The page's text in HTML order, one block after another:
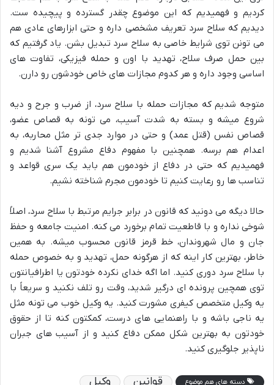
کردیم و فهمیدیم که این موضوع چقدر گسترده و پیچیده ست.
دیدیم که سلاح سرد تعریف مشخصی داره و حتی ابزارهای عادی هم
می تونن توی شرایط خاصی به سلاح سرد تبدیل بشن. یاد گرفتیم که
بین حمل صرف سلاح، تهدید با اون و حمله فیزیکی، تفاوت های
اساسی وجود داره و هر کدوم مجازات های خاص خودشون رو دارن.
متوجه شدیم که مجازات حمله با سلاح سرد، از ضرب و جرح و دیه
شروع میشه و بسته به شدت آسیب، می تونه به قصاص عضو،
قصاص نفس (قتل عمد) و حتی در موارد جدی تر مثل محاربه، به
اعدام هم برسه. همچنین با مفهوم دفاع مشروع آشنا شدیم و
فهمیدیم که حتی در دفاع از خودمون هم باید یک سری قواعد و
تناسب ها رو رعایت کنیم تا خودمون مجرم شناخته نشیم.
حالا دیگه می دونید که قانون در برابر جرایم مرتبط با سلاح سرد، اصلاً
شوخی نداره و با قاطعیت تمام برخورد می کنه. امنیت جامعه و حفظ
جان و مال شهروندان، خط قرمز قانون محسوب میشه. به همین
خاطر، بهترین کار اینه که از هرگونه حمل، تهدید و به خصوص حمله
با سلاح سرد دوری کنید. اما اگه خدای نکرده خودتون یا اطرافیانتون
توی همچین پرونده ای درگیر شدید، وقت رو تلف نکنید و سریعاً با
یه وکیل متخصص کیفری مشورت کنید. یه وکیل خوب می تونه مثل
یه ناجی باشه و با راهنمایی های درست، کمکتون کنه تا از حقوق
خودتون به بهترین شکل ممکن دفاع کنید و از آسیب های جبران
ناپذیر جلوگیری کنید.
دسته های هم موضوع قوانین وکیل